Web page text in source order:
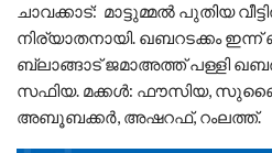
ചാവക്കാട്: മാട്ടുമ്മല്‍ പുതിയ
നിര്യാതനായി. ഖബറടക്കം
ബ്ലാങ്ങാട് ജമാഅത്ത് പള്ളി
സഫിയ. മക്കള്‍: ഫൗസിയ,
അബൂബക്കര്‍, അഷറഫ്, റംലത്ത്.